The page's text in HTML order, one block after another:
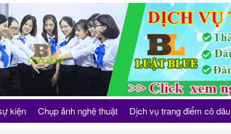
kiện Chụp ảnh nghệ thuật Dịch vụ trang điểm cô dâu